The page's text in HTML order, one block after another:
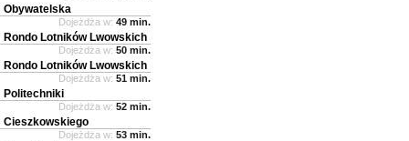
Obywatelska
Dojeżdża w: 49 min.
Rondo Lotników Lwowskich
Dojeżdża w: 50 min.
Rondo Lotników Lwowskich
Dojeżdża w: 51 min.
Politechniki
Dojeżdża w: 52 min.
Cieszkowskiego
Dojeżdża w: 53 min.